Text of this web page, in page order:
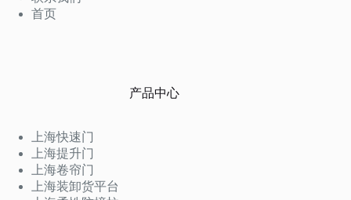
首页
产品中心
上海快速门
上海提升门
上海卷帘门
上海装卸货平台